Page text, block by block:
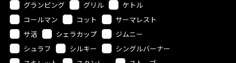
グランピング
グリル
ケトル
コールマン
コット
サーマレスト
サ活
シェラカップ
ジムニー
シュラフ
シルキー
シングルバーナー